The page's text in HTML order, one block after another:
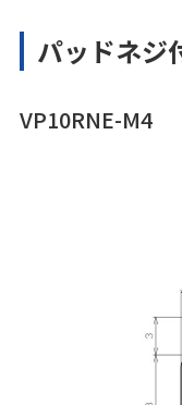
パッドネジ
VP10RNE-M4